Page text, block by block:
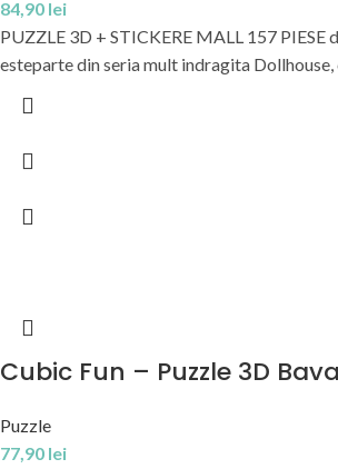
84,90 lei
PUZZLE 3D + STICKERE MALL 157 PIESE
esteparte din seria mult indragita
Cubic Fun – Puzzle 3D
Puzzle
77,90 lei